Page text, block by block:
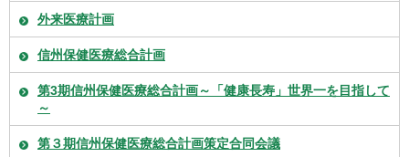
外来医療計画
信州保健医療総合計画
第3期信州保健医療総合計画～「健康長寿」世界一を目指して
～
第３期信州保健医療総合計画策定合同会議